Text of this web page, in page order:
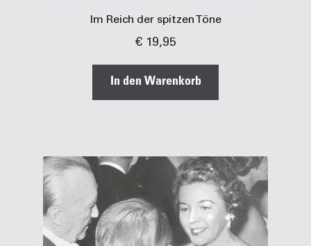
Im Reich der spitzen Töne
€19,95
In den Warenkorb